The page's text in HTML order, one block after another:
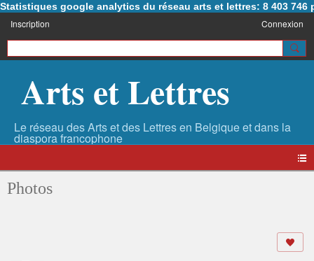
Statistiques google analytics du réseau arts et lettres: 8 403 746
Inscription Connexion
Arts et Lettres
Photos